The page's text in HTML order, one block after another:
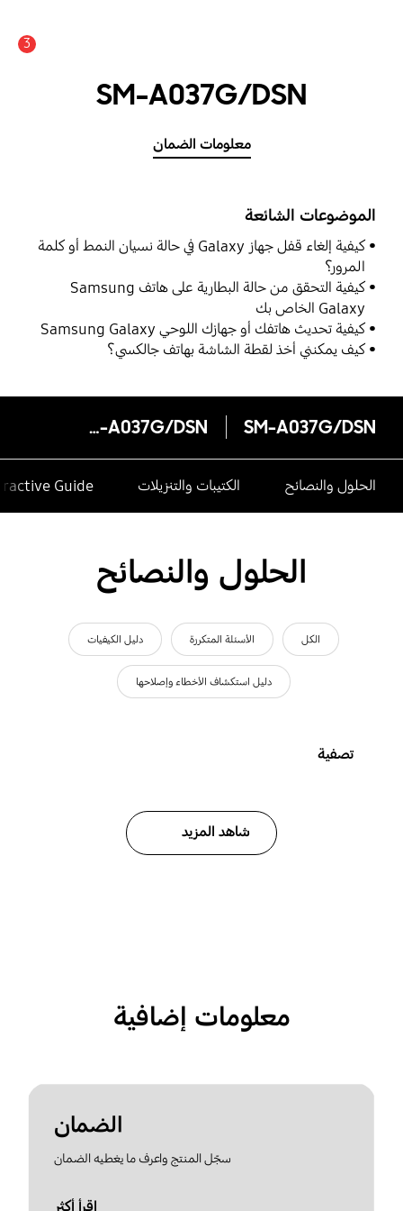
3
SM-A037G/DSN
معلومات الضمان
الموضوعات الشائعة
كيفية إلغاء قفل جهاز Galaxy في حالة نسيان النمط أو كلمة
المرور؟
كيفية التحقق من حالة البطارية على هاتف Samsung
Galaxy الخاص بك
كيفية تحديث هاتفك أو جهازك اللوحي Samsung Galaxy
كيف يمكنني أخذ لقطة الشاشة بهاتف جالكسي؟
SM-A037G/DSN
SM-A037G/DSN
الحلول والنصائح الكتيبات والتنزيلات Guide
الحلول والنصائح
الكل الأسئلة المتكررة دليل الكيفيات
دليل استكشاف الأخطاء وإصلاحها
تصفية
شاهد المزيد
معلومات إضافية
الضمان
سجّل المنتج واعرف ما يغطيه الضمان
اقرأ أكثر